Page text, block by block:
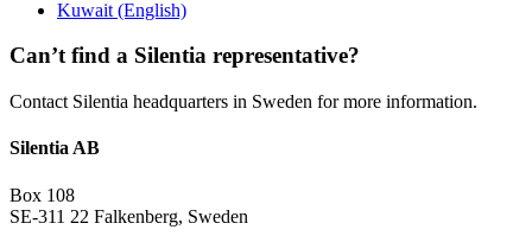
Kuwait (English)
Can’t find a Silentia representative?
Contact Silentia headquarters in Sweden for more information.
Silentia AB
Box 108
SE-311 22 Falkenberg, Sweden